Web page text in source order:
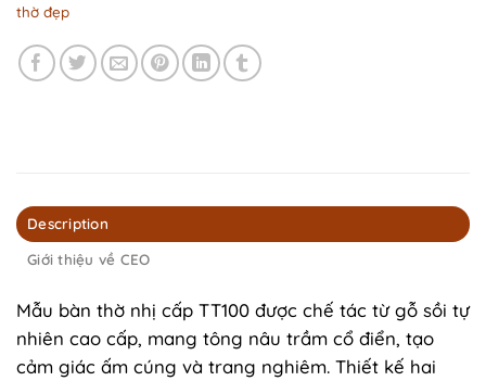
thờ đẹp
Description
Giới thiệu về CEO
Mẫu bàn thờ nhị cấp TT100 được chế tác từ gỗ sồi tự
nhiên cao cấp, mang tông nâu trầm cổ điển, tạo
cảm giác ấm cúng và trang nghiêm. Thiết kế hai